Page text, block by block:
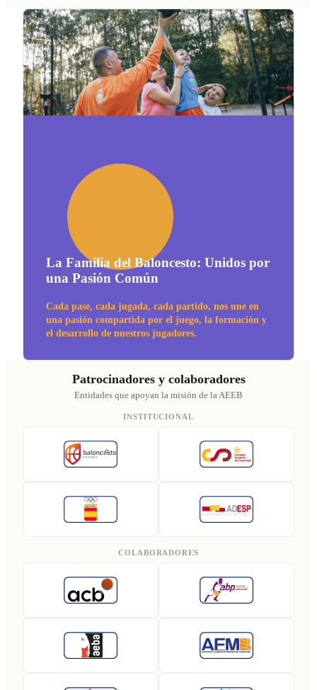
La Familia del Baloncesto: Unidos por
una Pasión Común
Cada pase, cada jugada, cada partido, nos une en
una pasión compartida por el juego, la formación y
el desarrollo de nuestros jugadores.
Patrocinadores y colaboradores
Entidades que apoyan la misión de la AEEB
INSTITUCIONAL
COLABORADORES